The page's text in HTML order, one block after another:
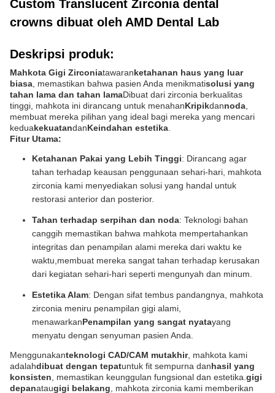
Custom Translucent Zirconia dental
crowns dibuat oleh AMD Dental Lab
Deskripsi produk:
Mahkota Gigi Zirconiatawaranketahanan haus yang luar
biasa , memastikan bahwa pasien Anda menikmatisolusi yang
tahan lama dan tahan lamaDibuat dari zirconia berkualitas
tinggi, mahkota ini dirancang untuk menahanKripikdannoda
membuat mereka pilihan yang ideal bagi mereka yang mencari
keduakekuatandanKeindahan estetika
Fitur Utama:
Ketahanan Pakai yang Lebih Tinggi: Dirancang agar
tahan terhadap keausan penggunaan sehari-hari, mahkota
zirconia kami menyediakan solusi yang handal untuk
restorasi anterior dan posterior.
Tahan terhadap serpihan dan noda: Teknologi bahan
canggih memastikan bahwa mahkota mempertahankan
integritas dan penampilan alami mereka dari waktu ke
waktu,membuat mereka sangat tahan terhadap kerusakan
dari kegiatan sehari-hari seperti mengunyah dan minum.
Estetika Alam: Dengan sifat tembus pandangnya, mahkota
zirconia meniru penampilan gigi alami,
menawarkanPenampilan yang sangat nyatayang
menyatu dengan senyuman pasien Anda.
Menggunakanteknologi CAD/CAM mutakhir, mahkota kami
adalahdibuat dengan tepatuntuk fit sempurna danhasil yang
konsisten , memastikan keunggulan fungsional dan estetika. gigi
depanataugigi belakang , mahkota zirconia kami memberikan